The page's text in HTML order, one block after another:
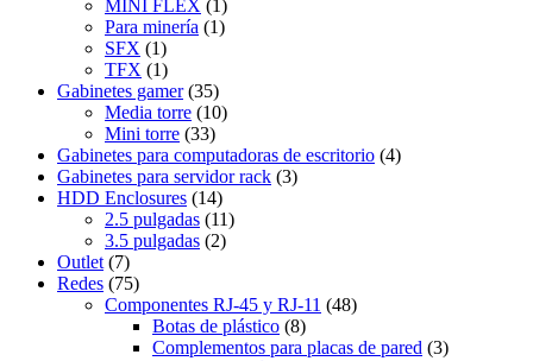
MINI FLEX (1)
Para minería (1)
SFX (1)
TFX (1)
Gabinetes gamer (35)
Media torre (10)
Mini torre (33)
Gabinetes para computadoras de escritorio (4)
Gabinetes para servidor rack (3)
HDD Enclosures (14)
2.5 pulgadas (11)
3.5 pulgadas (2)
Outlet (7)
Redes (75)
Componentes RJ-45 y RJ-11 (48)
Botas de plástico (8)
Complementos para placas de pared (3)